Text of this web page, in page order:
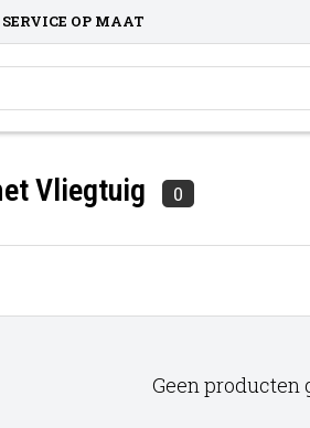
SERVICE OP MAAT
Vliegtuig 0
Geen producten